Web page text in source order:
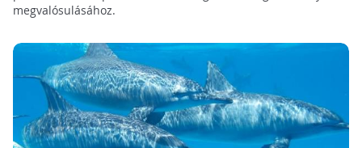
megvalósulásához.